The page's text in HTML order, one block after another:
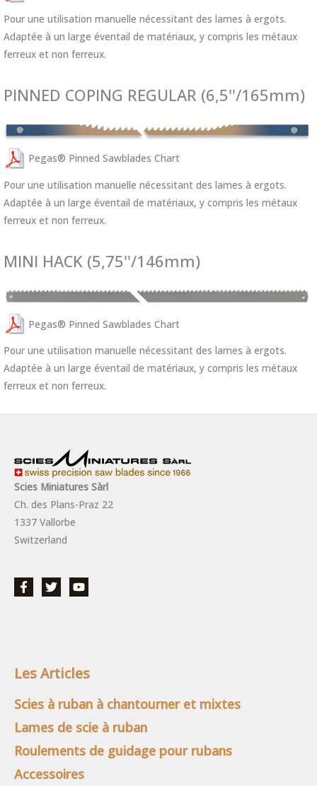
Pour une utilisation manuelle nécessitant des lames à ergots.
Adaptée à un large éventail de matériaux, y compris les métaux
ferreux et non ferreux.
PINNED COPING REGULAR (6,5''/165mm)
Pegas® Pinned Sawblades Chart
Pour une utilisation manuelle nécessitant des lames à ergots.
Adaptée à un large éventail de matériaux, y compris les métaux
ferreux et non ferreux.
MINI HACK (5,75''/146mm)
Pegas® Pinned Sawblades Chart
Pour une utilisation manuelle nécessitant des lames à ergots.
Adaptée à un large éventail de matériaux, y compris les métaux
ferreux et non ferreux.
Scies Miniatures Sàrl
Ch. des Plans-Praz 22
1337 Vallorbe
Switzerland
Les Articles
Scies à ruban à chantourner et mixtes
Lames de scie à ruban
Roulements de guidage pour rubans
Accessoires